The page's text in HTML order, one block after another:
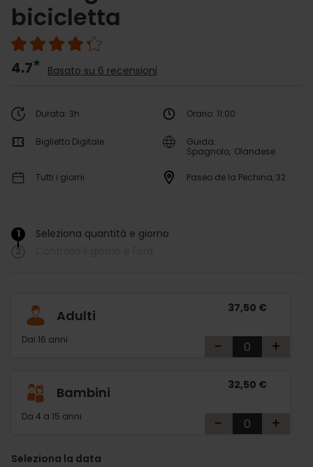
bicicletta
4.7 Basato su 6 recensioni
Durata: 3h Orario: 11:00
Biglietto Digitale
Guida:
Spagnolo Olandese
Tutti i giorni Paseo de la Pechina, 32.
1 Seleziona quantità e giorno
/
2
Adulti
Dai 16 anni
37,50 €
- +
Bambini
Da 4 a 15 anni
32,50 €
- +
Seleziona la data